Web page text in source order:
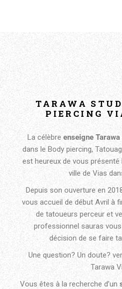
TARAWA
PIERCING
La célèbre enseigne Tarawa
dans le Body piercing,
est heureux de vous
ville de Vias
Depuis son ouverture en
vous accueil de début Avril à
de tatoueurs perceur et
professionnel sauras
décision de se faire
Une question? Un doute?
Tarawa
Vous êtes à la recherche d’un